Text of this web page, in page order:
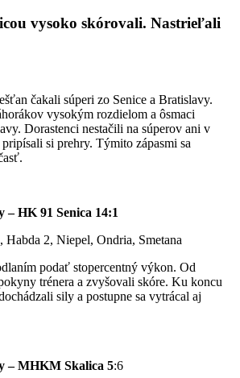
vysoko skórovali. Nastrieľali
čakali súperi zo Senice a Bratislavy.
vysokým rozdielom a ôsmaci
Dorastenci nestačili na súperov ani v
si prehry. Týmito zápasmi sa
HK 91 Senica 14:1
2, Niepel, Ondria, Smetana
podať stopercentný výkon. Od
trénera a zvyšovali skóre. Ku koncu
sily a postupne sa vytrácal aj
– MHKM Skalica 5:6